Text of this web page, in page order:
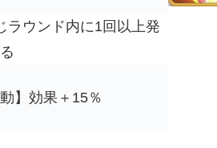
ラウンド内に1回以上発
】効果＋15％